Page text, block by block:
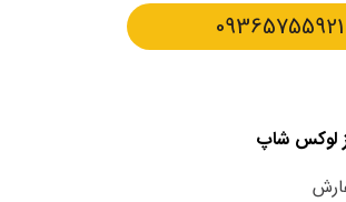
09365755921
لوکس شاپ